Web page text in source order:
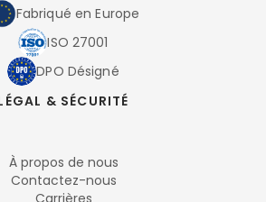
Fabriqué en Europe
ISO 27001
DPO Désigné
& SÉCURITÉ
À propos de nous
Contactez-nous
Carrières